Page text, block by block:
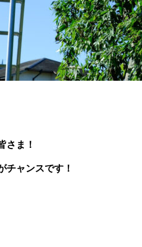
さま！
チャンスです！